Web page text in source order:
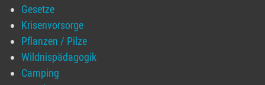
Gesetze
Krisenvorsorge
Pflanzen / Pilze
Wildnispädagogik
Camping